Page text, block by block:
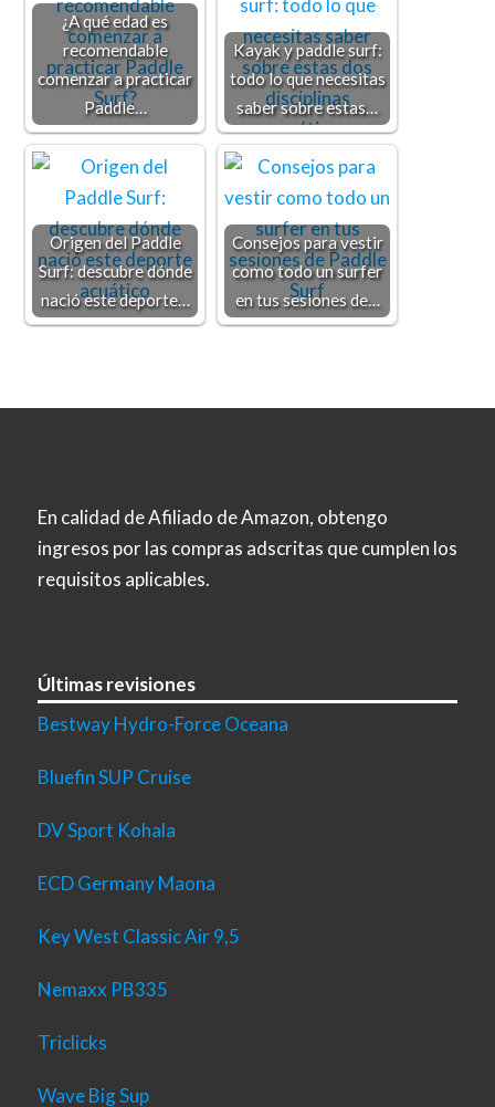
¿A qué edad es
recomendable
comenzar a practicar
Paddle…
Kayak y paddle surf:
todo lo que necesitas
saber sobre estas…
Origen del Paddle
Surf: descubre dónde
nació este deporte…
Consejos para vestir
como todo un surfer
en tus sesiones de…
En calidad de Afiliado de Amazon, obtengo
ingresos por las compras adscritas que cumplen los
requisitos aplicables.
Últimas revisiones
Bestway Hydro-Force Oceana
Bluefin SUP Cruise
DV Sport Kohala
ECD Germany Maona
Key West Classic Air 9,5
Nemaxx PB335
Triclicks
Wave Big Sup